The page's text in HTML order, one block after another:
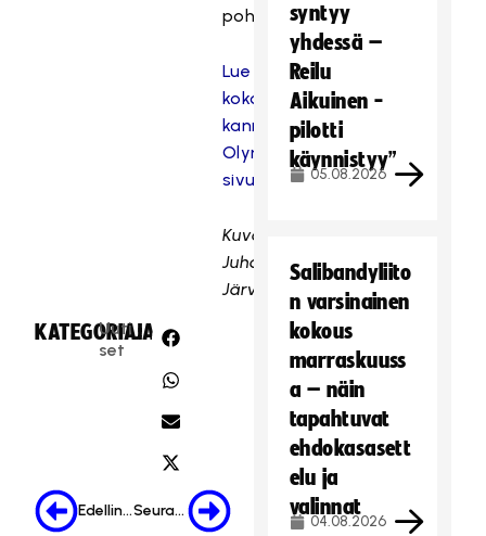
pohtii.
Lue
koko
kannanotto
Olympiakomitean
sivuilta
Kuva:
Juhani
Järvenpää
KATEGORIA:
Uuti
set
JAA:
Edellinen Seuraava
syntyy
yhdessä –
Reilu
Aikuinen -
pilotti
käynnistyy”
05.08.2026
Salibandyliito
n varsinainen
kokous
marraskuuss
a – näin
tapahtuvat
ehdokasasett
elu ja
valinnat
04.08.2026